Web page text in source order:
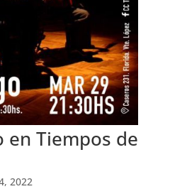
en Tiempos de
2022